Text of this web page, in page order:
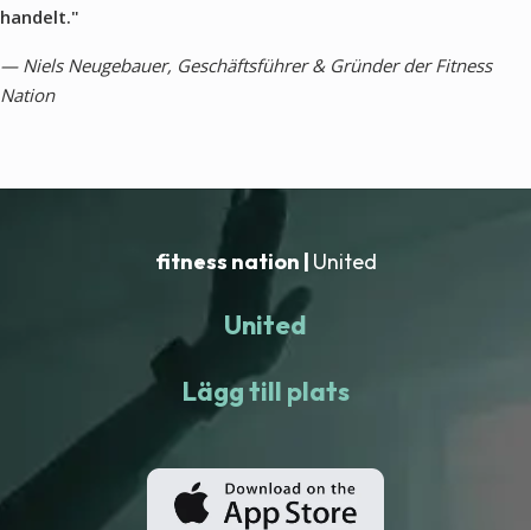
handelt."
— Niels Neugebauer, Geschäftsführer & Gründer der Fitness
Nation
fitness nation | United
United
Lägg till plats